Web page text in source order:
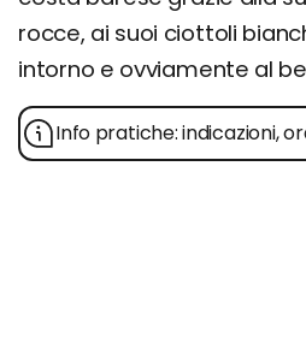
rocce, ai suoi ciottoli
intorno e ovviamente al
Info pratiche: indicazioni,